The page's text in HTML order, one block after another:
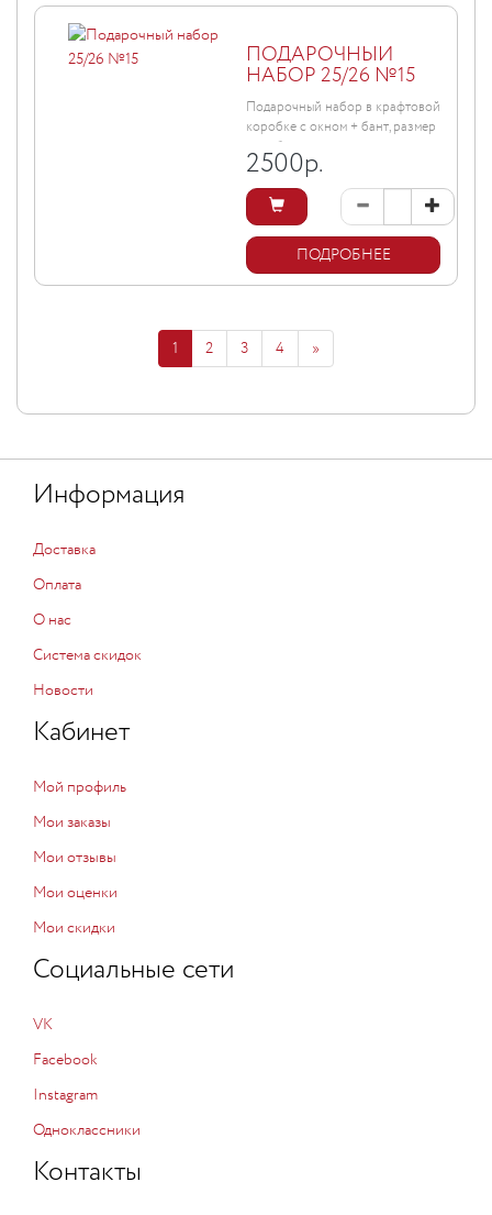
ПОДАРОЧНЫЙ
НАБОР 25/26 №15
Подарочный набор в крафтовой
коробке с окном + бант, размер
коробки ...
2500р.
ПОДРОБНЕЕ
1 2 3 4 »
Информация
Доставка
Оплата
О нас
Система скидок
Новости
Кабинет
Мой профиль
Мои заказы
Мои отзывы
Мои оценки
Мои скидки
Социальные сети
VK
Facebook
Instagram
Одноклассники
Контакты